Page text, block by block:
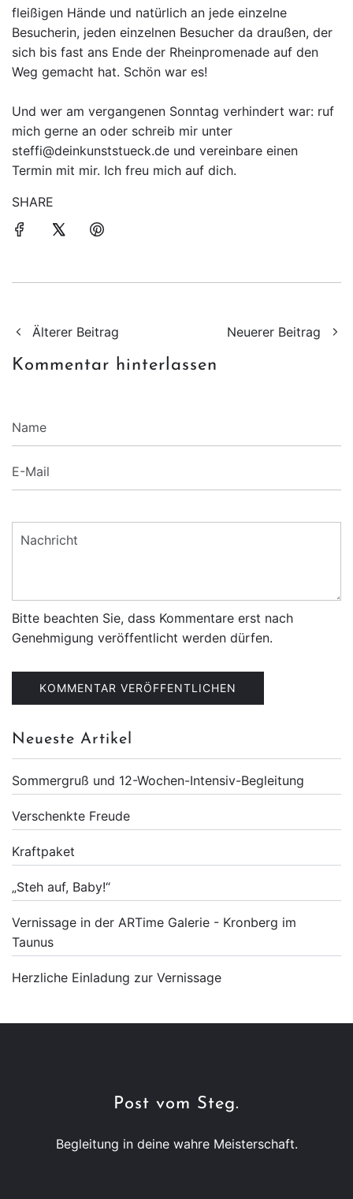
fleißigen Hände und natürlich an jede einzelne
Besucherin, jeden einzelnen Besucher da draußen, der
sich bis fast ans Ende der Rheinpromenade auf den
Weg gemacht hat. Schön war es!
Und wer am vergangenen Sonntag verhindert war: ruf
mich gerne an oder schreib mir unter
steffi@deinkunststueck.de und vereinbare einen
Termin mit mir. Ich freu mich auf dich.
SHARE
Älterer Beitrag Neuerer Beitrag
Kommentar hinterlassen
Name
E-
Bitte beachten Sie, dass Kommentare erst nach
Genehmigung veröffentlicht werden dürfen.
KOMMENTAR VERÖFFENTLICHEN
Neueste Artikel
Sommergruß und 12-Wochen-Intensiv-Begleitung
Verschenkte Freude
Kraftpaket
„Steh auf, Baby!“
Vernissage in der ARTime Galerie - Kronberg im
Taunus
Herzliche Einladung zur Vernissage
Post vom Steg.
Begleitung in deine wahre Meisterschaft.